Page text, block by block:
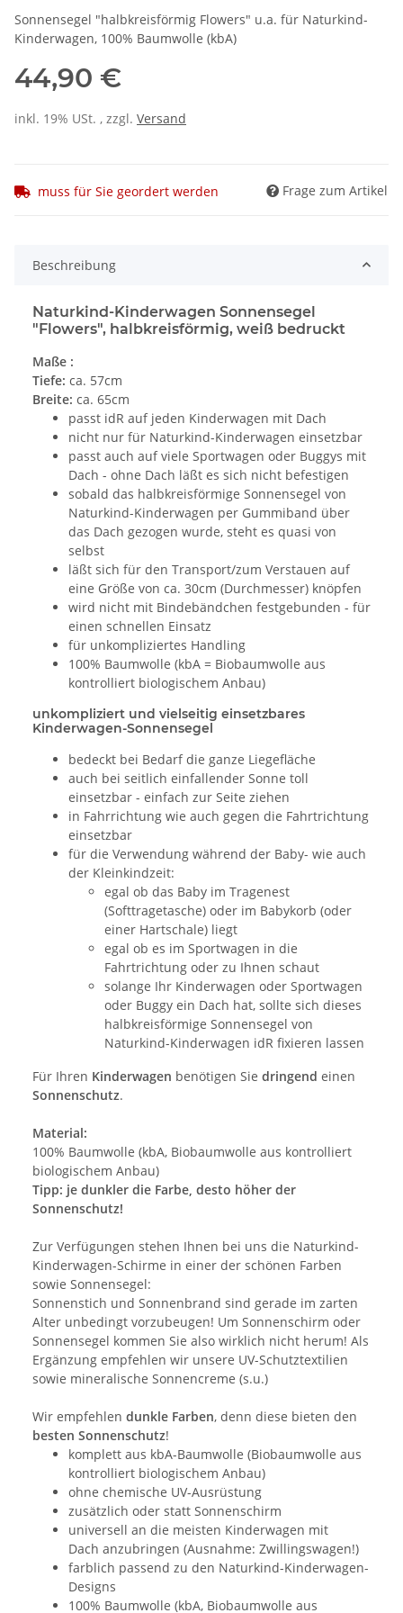
Sonnensegel "halbkreisförmig Flowers" u.a. für Naturkind-
Kinderwagen, 100% Baumwolle (kbA)
44,90 €
inkl. 19% USt. , zzgl. Versand
muss für Sie geordert werden Frage zum Artikel
Beschreibung
Naturkind-Kinderwagen Sonnensegel
"Flowers", halbkreisförmig, weiß bedruckt
Maße :
Tiefe: ca. 57cm
Breite: ca. 65cm
passt idR auf jeden Kinderwagen mit Dach
nicht nur für Naturkind-Kinderwagen einsetzbar
passt auch auf viele Sportwagen oder Buggys mit
Dach - ohne Dach läßt es sich nicht befestigen
sobald das halbkreisförmige Sonnensegel von
Naturkind-Kinderwagen per Gummiband über
das Dach gezogen wurde, steht es quasi von
selbst
läßt sich für den Transport/zum Verstauen auf
eine Größe von ca. 30cm (Durchmesser) knöpfen
wird nicht mit Bindebändchen festgebunden - für
einen schnellen Einsatz
für unkompliziertes Handling
100% Baumwolle (kbA = Biobaumwolle aus
kontrolliert biologischem Anbau)
unkompliziert und vielseitig einsetzbares
Kinderwagen-Sonnensegel
bedeckt bei Bedarf die ganze Liegefläche
auch bei seitlich einfallender Sonne toll
einsetzbar - einfach zur Seite ziehen
in Fahrrichtung wie auch gegen die Fahrtrichtung
einsetzbar
für die Verwendung während der Baby- wie auch
der Kleinkindzeit:
egal ob das Baby im Tragenest
(Softtragetasche) oder im Babykorb (oder
einer Hartschale) liegt
egal ob es im Sportwagen in die
Fahrtrichtung oder zu Ihnen schaut
solange Ihr Kinderwagen oder Sportwagen
oder Buggy ein Dach hat, sollte sich dieses
halbkreisförmige Sonnensegel von
Naturkind-Kinderwagen idR fixieren lassen
Für Ihren Kinderwagen benötigen Sie dringend einen
Sonnenschutz.
Material:
100% Baumwolle (kbA, Biobaumwolle aus kontrolliert
biologischem Anbau)
Tipp: je dunkler die Farbe, desto höher der
Sonnenschutz!
Zur Verfügungen stehen Ihnen bei uns die Naturkind-
Kinderwagen-Schirme in einer der schönen Farben
sowie Sonnensegel:
Sonnenstich und Sonnenbrand sind gerade im zarten
Alter unbedingt vorzubeugen! Um Sonnenschirm oder
Sonnensegel kommen Sie also wirklich nicht herum! Als
Ergänzung empfehlen wir unsere UV-Schutztextilien
sowie mineralische Sonnencreme (s.u.)
Wir empfehlen dunkle Farben, denn diese bieten den
besten Sonnenschutz!
komplett aus kbA-Baumwolle (Biobaumwolle aus
kontrolliert biologischem Anbau)
ohne chemische UV-Ausrüstung
zusätzlich oder statt Sonnenschirm
universell an die meisten Kinderwagen mit
Dach anzubringen (Ausnahme: Zwillingswagen!)
farblich passend zu den Naturkind-Kinderwagen-
Designs
100% Baumwolle (kbA, Biobaumwolle aus